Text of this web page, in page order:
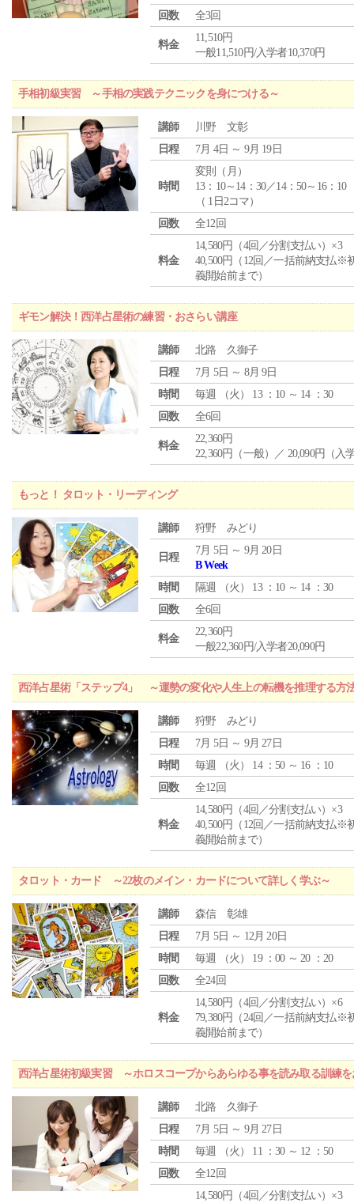
回数
全3回
料金
11,510円
一般11,510円/入学者10,370円
手相初級実習 ～手相の実践テクニックを身につける～
講師
川野 文彰
日程
7月 4日 ～ 9月 19日
時間
変則（月）
13：10～14：30／14：50～16：10
（ 1日2コマ）
回数
全12回
料金
14,580円（4回／分割支払い）×3
40,500円（12回／一括前納支払※
義開始前まで）
ギモン解決！西洋占星術の練習・おさらい講座
講師
北路 久御子
日程
7月 5日 ～ 8月 9日
時間
毎週 （火 ） 13 ：10 ～ 14 ：30
回数
全6回
料金
22,360円
22,360円（一般）／ 20,090円（入
もっと！ タロット・リーディング
講師 狩野 みどり
日程
7月 5日 ～ 9月 20日
B Week
時間
隔週 （火 ） 13 ：10 ～ 14 ：30
回数
全6回
料金
22,360円
一般22,360円/入学者20,090円
西洋占星術「ステップ4」 ～運勢の変化や人生上の転機を推理する方
講師
狩野 みどり
日程
7月 5日 ～ 9月 27日
時間
毎週 （火 ） 14 ：50 ～ 16 ：10
回数
全12回
料金
14,580円（4回／分割支払い）×3
40,500円（12回／一括前納支払※
義開始前まで）
タロット・カード ～22枚のメイン・カードについて詳しく学ぶ～
講師
森信 彰雄
日程
7月 5日 ～ 12月 20日
時間
毎週 （火 ） 19 ：00 ～ 20 ：20
回数
全24回
料金
14,580円（4回／分割支払い）×6
79,380円（24回／一括前納支払※
義開始前まで）
西洋占星術初級実習 ～ホロスコープからあらゆる事を読み取る訓練を
講師
北路 久御子
日程
7月 5日 ～ 9月 27日
時間
毎週 （火 ） 11 ：30 ～ 12 ：50
回数
全12回
14,580円（4回／分割支払い）×3